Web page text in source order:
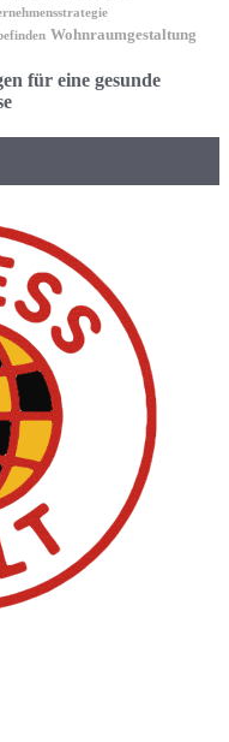
Wohnraumgestaltung
für eine gesunde